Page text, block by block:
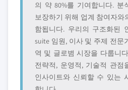
의 약 80%를 기여합니다. 분
보장하기 위해 업계 참여자와
함됩니다. 우리의 구조화된
suite 임원, 이사 및 주제 전문
역 및 글로볌 시장을 다룹니
전략적, 운영적, 기술적 관점
인사이트와 신뢰할 수 있는